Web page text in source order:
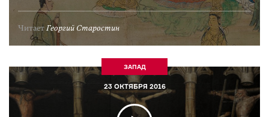
ЧитаетГеоргий Старостин
ЗАПАД
23 ОКТЯБРЯ 2016